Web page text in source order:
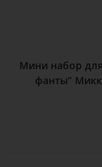
Мини набор
фанты”